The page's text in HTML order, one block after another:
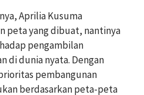
Aprilia Kusuma
peta yang dibuat, nantinya
pengambilan
di dunia nyata. Dengan
pembangunan
berdasarkan peta-peta